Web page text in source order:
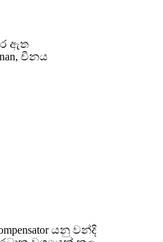
ඇත
චීනය
යනු වන්දි